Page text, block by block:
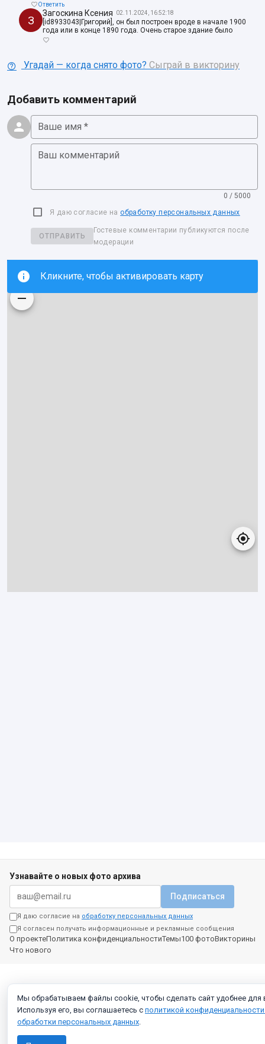
Ответить
З
Загоскина Ксения 02.11.2024, 16:52:18
[id8933043|Григорий], он был построен вроде в начале 1900
года или в конце 1890 года. Очень старое здание было
Угадай — когда снято фото? Сыграй в викторину
Добавить комментарий
Ваше имя *
Ваш комментарий
0 / 5000
Я даю согласие на обработку персональных данных
ОТПРАВИТЬ
Гостевые комментарии публикуются после
модерации
Кликните, чтобы активировать карту
Узнавайте о новых фото архива
Подписаться
Я даю согласие на обработку персональных данных
Я согласен получать информационные и рекламные сообщения
О проектеПолитика конфиденциальностиТемы100 фотоВикторины
Что нового
Мы обрабатываем файлы cookie, чтобы сделать сайт удобнее для
Используя его, вы соглашаетесь с политикой
обработки персональных данных.